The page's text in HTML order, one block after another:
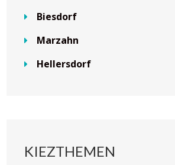
Biesdorf
Marzahn
Hellersdorf
KIEZTHEMEN